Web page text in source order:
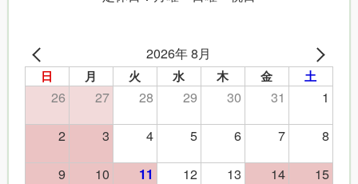
2026年 8月
日 月 火 水 木 金 土
26 27 28 29 30 31
1
2
3 4 5 6 7
8
9
10 11 12 13 14
15